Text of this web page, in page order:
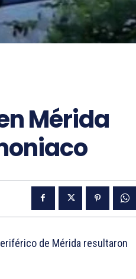
Mérida
de Mérida resultaron